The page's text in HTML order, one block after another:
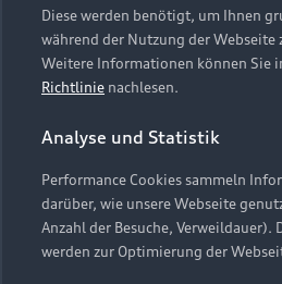
Online-Terminvereinbarung
Servicekontakt
Vertrag widerrufen
Presse & Media Center
Datenschutz
Audi erleben
Newsletter
Impressum Rechtliches
Datenschutzinformation
Cookie-Richtlinie
Barrierefreiheit
Hinweis: Die aktuelle
Embleme am Fahrzeug bei
Webseite kann abweichen.
Diese werden benötigt, um Ihnen
während der Nutzung der Webseite
Weitere Informationen können Sie
Richtlinie nachlesen.
Analyse und Statistik
Performance Cookies sammeln
darüber, wie unsere Webseite
Anzahl der Besuche, Verweildauer).
werden zur Optimierung der